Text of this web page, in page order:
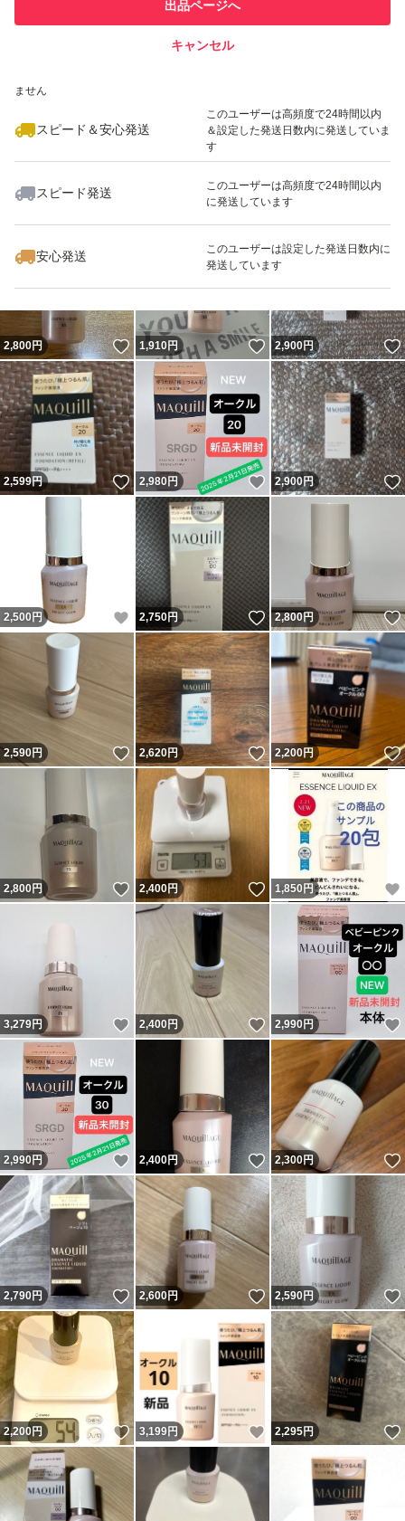
での取引実績があります
ません
スピード＆安心発送
このユーザーは高頻度で24時間以内
＆設定した発送日数内に発送していま
す
スピード発送
このユーザーは高頻度で24時間以内
に発送しています
安心発送
このユーザーは設定した発送日数内に
発送しています
出品ページへ
キャンセル
いいね！
2,300
2,800円 いいね！
1,910円 いいね！
2,900円
2,599円 いいね！
2,980円 いいね！
2,900円
2,500 円 いいね！
2,750円 いいね！
2,800円
2,590円 いいね！
2,620円 いいね！
2,200円
2,800円 いいね！
2,400円 いいね！
1,850 円
3,279円 いいね！
2,400円 いいね！
2,990円
2,990円 いいね！
2,400円 いいね！
2,300円
2,790円 いいね！
2,600円 いいね！
2,590円
2,200円 いいね！
3,199円 いいね！
2,295円